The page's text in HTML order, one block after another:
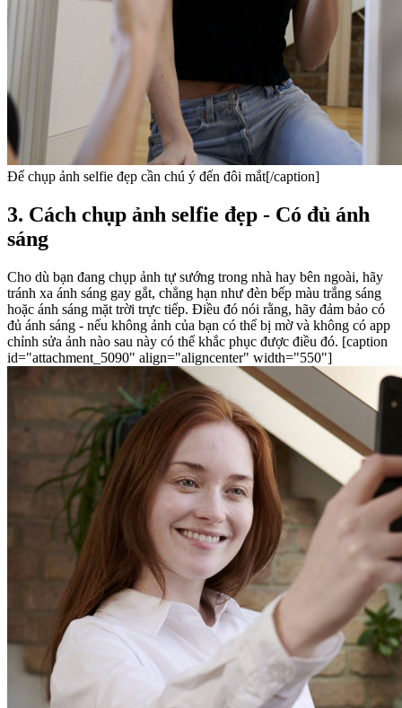
Để chụp ảnh selfie đẹp cần chú ý đến đôi mắt[/caption]
3. Cách chụp ảnh selfie đẹp - Có đủ ánh
sáng
Cho dù bạn đang chụp ảnh tự sướng trong nhà hay bên ngoài, hãy
tránh xa ánh sáng gay gắt, chẳng hạn như đèn bếp màu trắng sáng
hoặc ánh sáng mặt trời trực tiếp. Điều đó nói rằng, hãy đảm bảo có
đủ ánh sáng - nếu không ảnh của bạn có thể bị mờ và không có app
chỉnh sửa ảnh nào sau này có thể khắc phục được điều đó. [caption
id="attachment_5090" align="aligncenter" width="550"]